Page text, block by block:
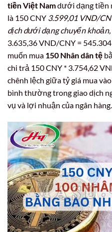
tiền Việt Namdưới dạng tiền
là 150 CNY 3.599,01 VND/
dịch dưới dạng chuyển
3.635,36 VND/CNY =
muốn mua 150 Nhân dân tệ
chi trả 150 CNY * 3.754,62
chênh lệch giữa tỷ giá mua
bình thường trong giao dịch
vụ và lợi nhuận của ngân hàng.